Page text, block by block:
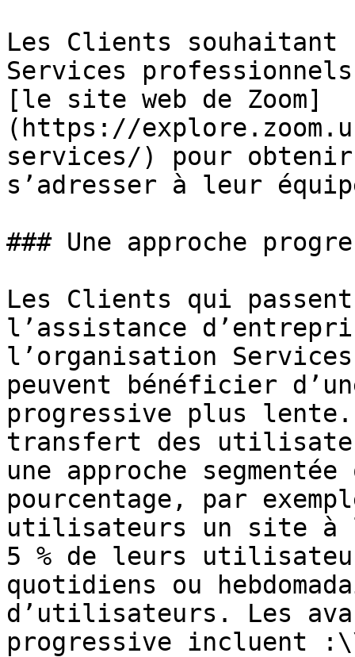
Les Clients souhaitant
Services
[le site web de Zoom]
(https://
services/) pour
s’adresser à leur
### Une approche
Les Clients qui passent
l’assistance
l’organisation
peuvent bénéficier
progressive plus
transfert des
une approche
pourcentage, par
utilisateurs un site à
5 % de leurs
quotidiens ou
d’utilisateurs. Les
progressive incluent